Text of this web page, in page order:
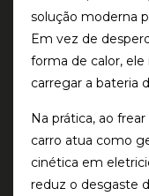
solução moderna
Em vez de
forma de calor, ele
carregar a bateria
Na prática, ao
carro atua como
cinética em
reduz o desgaste